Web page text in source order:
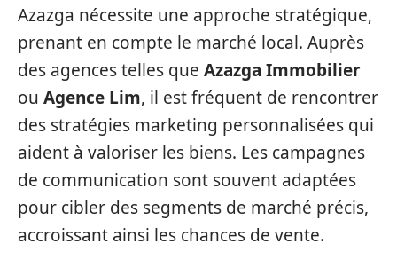
Azazga nécessite une approche stratégique,
prenant en compte le marché local. Auprès
des agences telles que Azazga Immobilier
ou Agence Lim, il est fréquent de rencontrer
des stratégies marketing personnalisées qui
aident à valoriser les biens. Les campagnes
de communication sont souvent adaptées
pour cibler des segments de marché précis,
accroissant ainsi les chances de vente.